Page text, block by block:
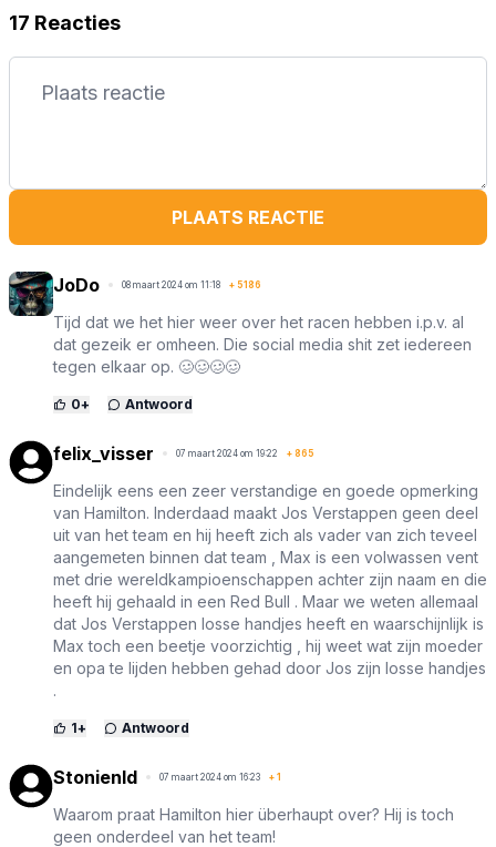
17 Reacties
PLAATS REACTIE
JoDo 08 maart 2024 om 11:18 + 5186
Tijd dat we het hier weer over het racen hebben i.p.v. al
dat gezeik er omheen. Die social media shit zet iedereen
tegen elkaar op. 🥴🥴🥴🥴
0+ Antwoord
felix_visser 07 maart 2024 om 19:22 + 865
Eindelijk eens een zeer verstandige en goede opmerking
van Hamilton. Inderdaad maakt Jos Verstappen geen deel
uit van het team en hij heeft zich als vader van zich teveel
aangemeten binnen dat team , Max is een volwassen vent
met drie wereldkampioenschappen achter zijn naam en die
heeft hij gehaald in een Red Bull . Maar we weten allemaal
dat Jos Verstappen losse handjes heeft en waarschijnlijk is
Max toch een beetje voorzichtig , hij weet wat zijn moeder
en opa te lijden hebben gehad door Jos zijn losse handjes
.
1+ Antwoord
Stonienld 07 maart 2024 om 16:23 + 1
Waarom praat Hamilton hier überhaupt over? Hij is toch
geen onderdeel van het team!